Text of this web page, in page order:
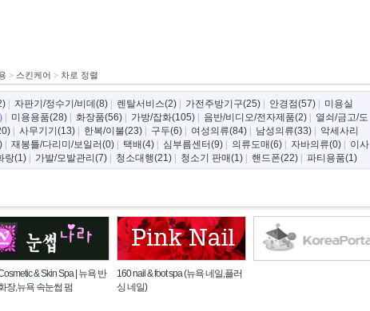
> 스킨케어 > 차로 정렬
| 자판기/정수기/비데(8)| 렌탈서비스(2)| 가전주방기구(25)| 안경점(57)|
미용실
| 미용용품(28)| 화장품(56)| 가방/잡화(105)| 음반/비디오/전자제품(2)|
열쇠/금고/도
| 사무기기(13)| 한복/이불(23)| 구두(6)| 여성의류(84)| 남성의류(33)|
악세사리
| 재봉틀/다리미/보일러(0)| 택배(4)| 심부름센터(9)| 의류도매(6)| 자바의류(0)|
이사
랑(1)| 가발/모발관리(7)| 청소대행(21)| 청소기 판매(1)| 핸드폰(22)| 파티용품(1)
& Skin Spa | 뉴욕 반
장,뉴욕 속눈썹 펌
160 nail & foot spa (뉴욕 네일,플러
싱 네일)